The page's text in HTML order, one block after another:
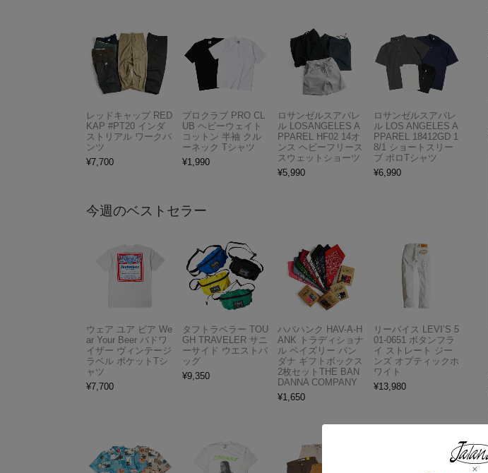
レッドキャップ RED
KAP #PT20 インダ
ストリアル ワークパ
ンツ
¥7,700
プロクラブ PRO CL
UB ヘビーウェイト
コットン 半袖 クル
ーネック Tシャツ
¥1,990
ロサンゼルスアパレ
ル LOSANGELES A
PPAREL HF02 14オ
ンス ヘビーフリース
スウェットショーツ
¥5,990
ロサンゼルスアパレ
ル LOS ANGELES A
PPAREL 18412GD 1
8/1 ショートスリー
ブ ポロTシャツ
¥6,990
今週のベストセラー
ウェア ユア ビア We
ar Your Beer バドワ
イザー ヴィンテージ
ラベル ポケットTシ
ャツ
¥7,700
タフトラベラー TOU
GH TRAVELER サニ
ーサイド ウエストバ
ッグ
¥9,350
ハバハンク HAV-A-H
ANK トラディショナ
ル ペイズリー バン
ダナ ギフトボックス
2枚セットTHE BAN
DANNA COMPANY
¥1,650
リーバイス LEVI’S 5
01-0651 ボタンフラ
イ ストレート ジー
ンズ オプティックホ
ワイト
¥13,980